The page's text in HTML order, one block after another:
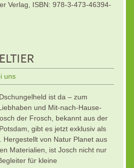
Verlag, ISBN: 978-3-473-46394-
uns
ist da – zum
und Mit-nach-Hause-
der Frosch, bekannt aus der
gibt es jetzt exklusiv als
Hergestellt von Natur Planet aus
Materialien, ist Josch nicht nur
für kleine